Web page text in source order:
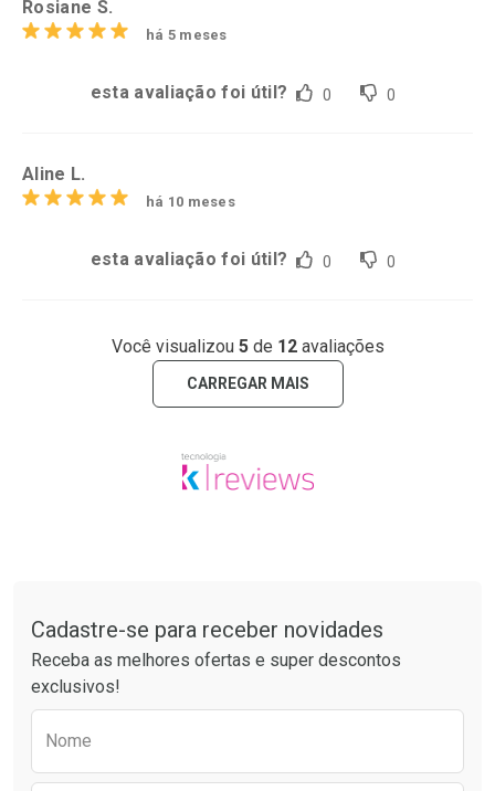
Rosiane S.
há 5 meses
esta avaliação foi útil? 0 0
Aline L.
há 10 meses
esta avaliação foi útil? 0 0
Você visualizou 5de 12avaliações
CARREGAR MAIS
Cadastre-se para receber novidades
Receba as melhores ofertas e super descontos
exclusivos!
Nome